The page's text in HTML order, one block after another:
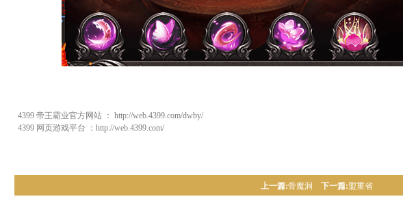
4399 帝王霸业官方网站 ： http://web.4399.com/dwby/
4399 网页游戏平台 ： http://web.4399.com/
上一篇:骨魔洞 下一篇:盟重省